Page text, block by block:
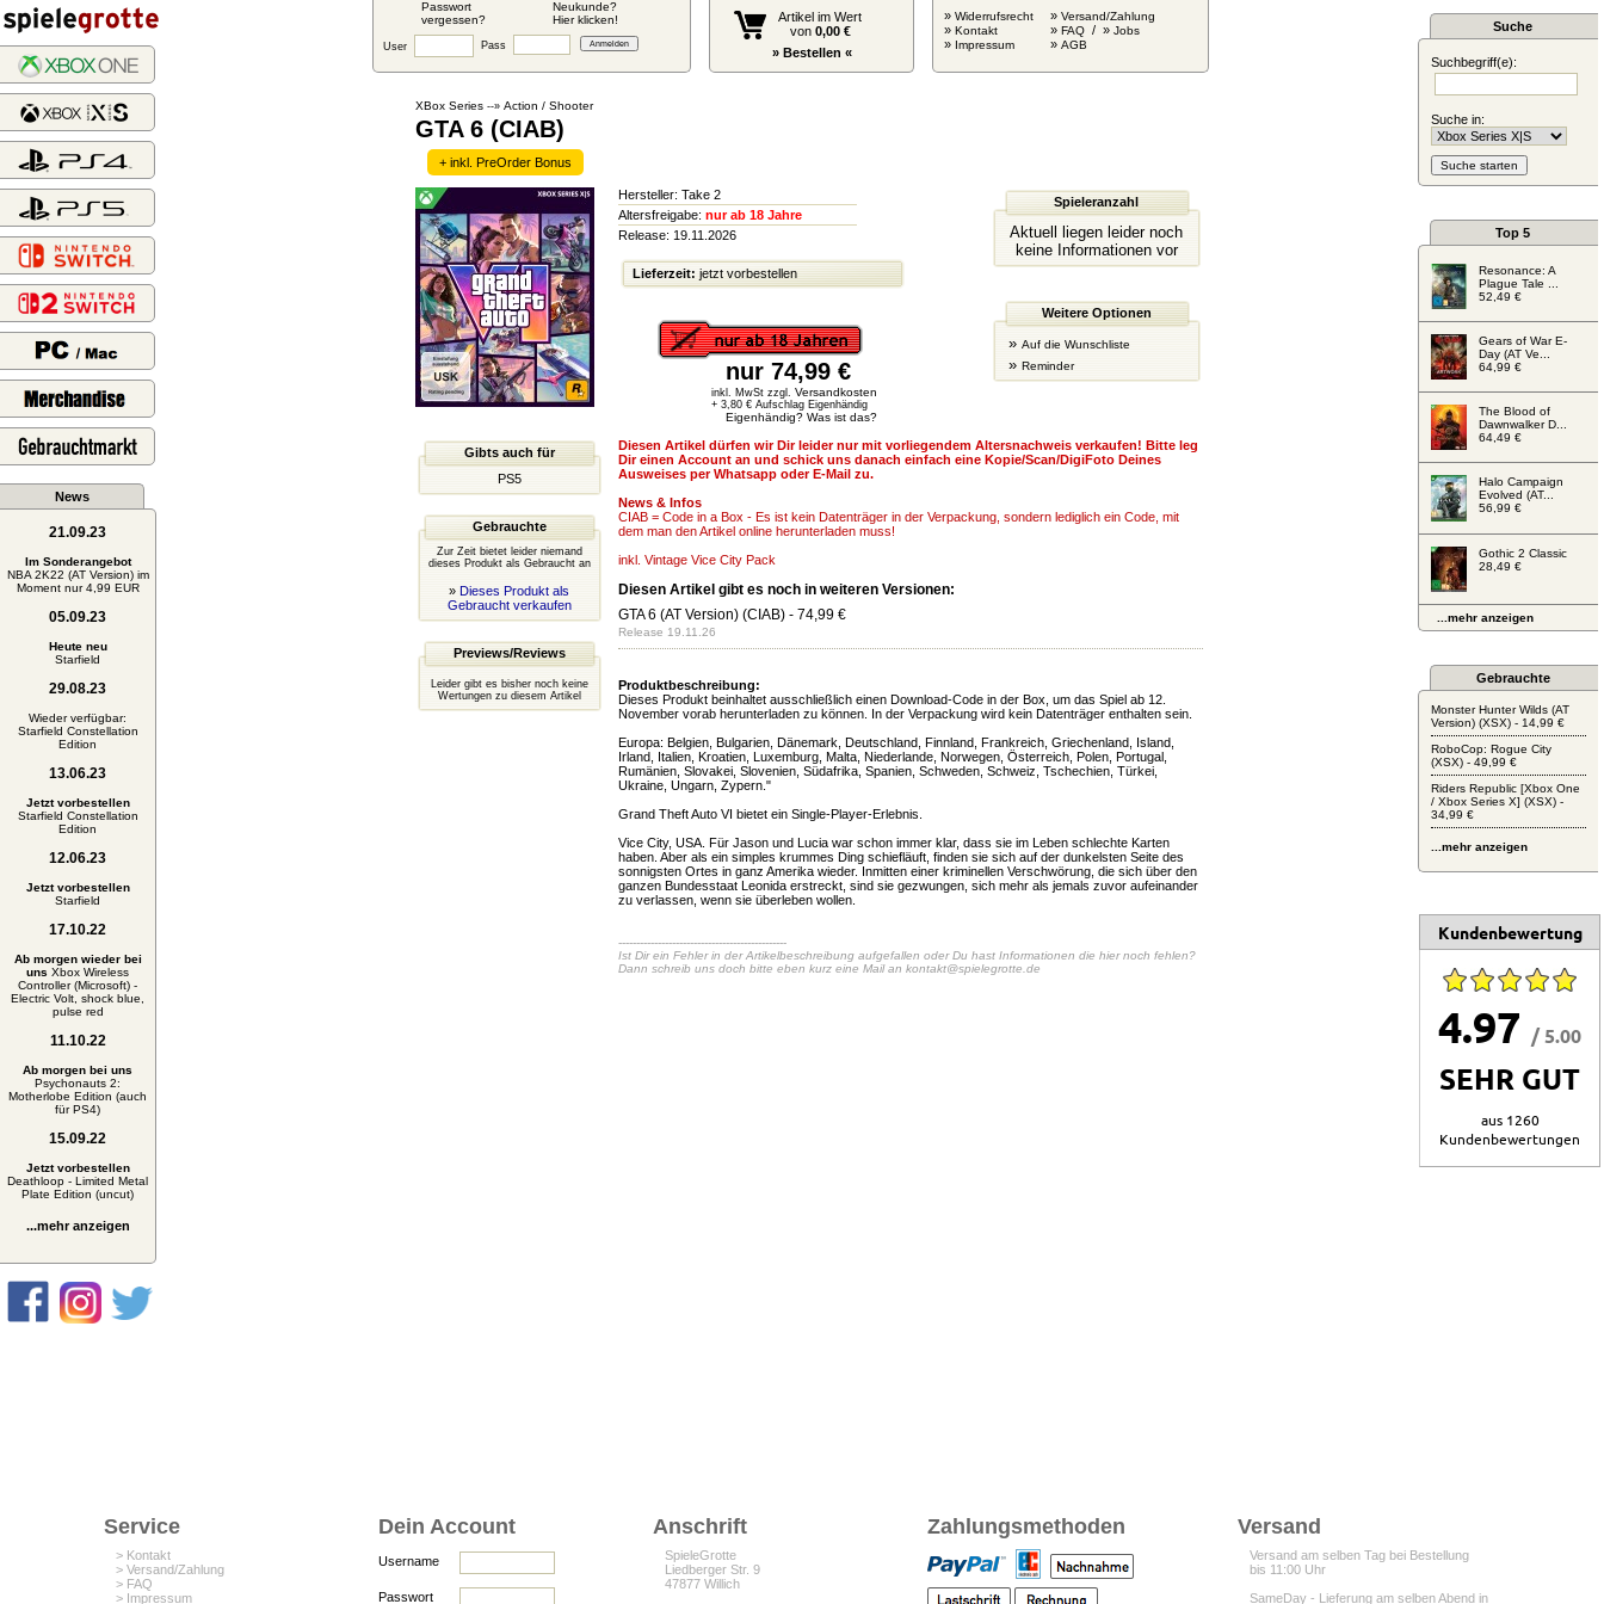
Passwort
vergessen?
Neukunde?
Hier klicken!
User Pass
Artikel im Wert
von 0,00 €
» Bestellen «
» Widerrufsrecht
» Kontakt
» Impressum
» Versand/Zahlung
» FAQ / » Jobs
» AGB
News
21.09.23
Im Sonderangebot
NBA 2K22 (AT Version) im
Moment nur 4,99 EUR
05.09.23
Heute neu
Starfield
29.08.23
Wieder verfügbar:
Starfield Constellation
Edition
13.06.23
Jetzt vorbestellen
Starfield Constellation
Edition
12.06.23
Jetzt vorbestellen
Starfield
17.10.22
Ab morgen wieder bei
uns Xbox Wireless
Controller (Microsoft) -
Electric Volt, shock blue,
pulse red
11.10.22
Ab morgen bei uns
Psychonauts 2:
Motherlobe Edition (auch
für PS4)
15.09.22
Jetzt vorbestellen
Deathloop - Limited Metal
Plate Edition (uncut)
...mehr anzeigen
XBox Series--» Action / Shooter
GTA 6 (CIAB)
+ inkl. PreOrder Bonus
Hersteller: Take 2
Altersfreigabe: nur ab 18 Jahre
Release: 19.11.2026
Lieferzeit: jetzt vorbestellen
nur 74,99 €
inkl. MwSt zzgl. Versandkosten
+ 3,80 € Aufschlag Eigenhändig
Eigenhändig? Was ist das?
Spieleranzahl
Aktuell liegen leider noch
keine Informationen vor
Weitere Optionen
» Auf die Wunschliste
» Reminder
Gibts auch für
PS5
Gebrauchte
Zur Zeit bietet leider niemand
dieses Produkt als Gebraucht an
» Dieses Produkt als
Gebraucht verkaufen
Previews/Reviews
Leider gibt es bisher noch keine
Wertungen zu diesem Artikel
Diesen Artikel dürfen wir Dir leider nur mit vorliegendem Altersnachweis verkaufen! Bitte leg
Dir einen Account an und schick uns danach einfach eine Kopie/Scan/DigiFoto Deines
Ausweises per Whatsapp oder E-Mail zu.
News & Infos
CIAB = Code in a Box - Es ist kein Datenträger in der Verpackung, sondern lediglich ein Code, mit
dem man den Artikel online herunterladen muss!
inkl. Vintage Vice City Pack
Diesen Artikel gibt es noch in weiteren Versionen:
GTA 6 (AT Version) (CIAB)- 74,99 €
Release 19.11.26
Produktbeschreibung:
Dieses Produkt beinhaltet ausschließlich einen Download-Code in der Box, um das Spiel ab 12.
November vorab herunterladen zu können. In der Verpackung wird kein Datenträger enthalten sein.
Europa: Belgien, Bulgarien, Dänemark, Deutschland, Finnland, Frankreich, Griechenland, Island,
Irland, Italien, Kroatien, Luxemburg, Malta, Niederlande, Norwegen, Österreich, Polen, Portugal,
Rumänien, Slovakei, Slovenien, Südafrika, Spanien, Schweden, Schweiz, Tschechien, Türkei,
Ukraine, Ungarn, Zypern."
Grand Theft Auto VI bietet ein Single-Player-Erlebnis.
Vice City, USA. Für Jason und Lucia war schon immer klar, dass sie im Leben schlechte Karten
haben. Aber als ein simples krummes Ding schiefläuft, finden sie sich auf der dunkelsten Seite des
sonnigsten Ortes in ganz Amerika wieder. Inmitten einer kriminellen Verschwörung, die sich über den
ganzen Bundesstaat Leonida erstreckt, sind sie gezwungen, sich mehr als jemals zuvor aufeinander
zu verlassen, wenn sie überleben wollen.
-----------------------------------------------
Ist Dir ein Fehler in der Artikelbeschreibung aufgefallen oder Du hast Informationen die hier noch fehlen?
Dann schreib uns doch bitte eben kurz eine Mail an kontakt@spielegrotte.de
Suche
Suchbegriff(e):
Suche in:
Top 5
Resonance: A
Plague Tale ...
52,49 €
Gears of War E-
Day (AT Ve...
64,99 €
The Blood of
Dawnwalker D...
64,49 €
Halo Campaign
Evolved (AT...
56,99 €
Gothic 2 Classic
28,49 €
...mehr anzeigen
Gebrauchte
Monster Hunter Wilds (AT
Version) (XSX) - 14,99 €
RoboCop: Rogue City
(XSX) - 49,99 €
Riders Republic [Xbox One
/ Xbox Series X] (XSX) -
34,99 €
...mehr anzeigen
Kundenbewertung
4.97 / 5.00
SEHR GUT
aus 1260
Kundenbewertungen
Service
> Kontakt
> Versand/Zahlung
> FAQ
> Impressum
Dein Account
Username
Passwort
Anschrift
SpieleGrotte
Liedberger Str. 9
47877 Willich
Zahlungsmethoden Versand
Versand am selben Tag bei Bestellung
bis 11:00 Uhr
SameDay - Lieferung am selben Abend in